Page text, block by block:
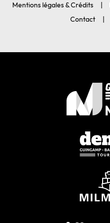
Mentions légales & Crédits
Contact